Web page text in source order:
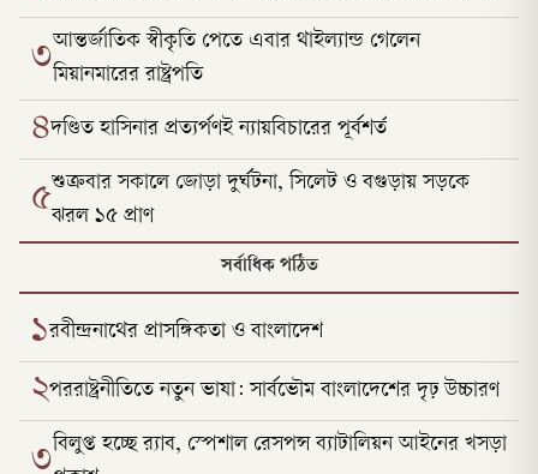
৩আন্তর্জাতিক স্বীকৃতি পেতে এবার থাইল্যান্ড গেলেন
মিয়ানমারের রাষ্ট্রপতি
৪দণ্ডিত হাসিনার প্রত্যর্পণই ন্যায়বিচারের পূর্বশর্ত
৫শুক্রবার সকালে জোড়া দুর্ঘটনা, সিলেট ও বগুড়ায় সড়কে
ঝরল ১৫ প্রাণ
সর্বাধিক পঠিত
১রবীন্দ্রনাথের প্রাসঙ্গিকতা ও বাংলাদেশ
২পররাষ্ট্রনীতিতে নতুন ভাষা: সার্বভৌম বাংলাদেশের দৃঢ় উচ্চারণ
৩বিলুপ্ত হচ্ছে র‍্যাব, স্পেশাল রেসপন্স ব্যাটালিয়ন আইনের খসড়া